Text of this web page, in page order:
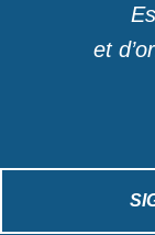
et